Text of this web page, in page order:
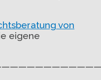
von
eigene